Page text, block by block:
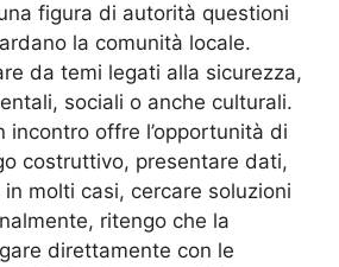
figura di autorità questioni
la comunità locale.
da temi legati alla sicurezza,
sociali o anche culturali.
incontro offre l’opportunità di
costruttivo, presentare dati,
molti casi, cercare soluzioni
ritengo che la
direttamente con le